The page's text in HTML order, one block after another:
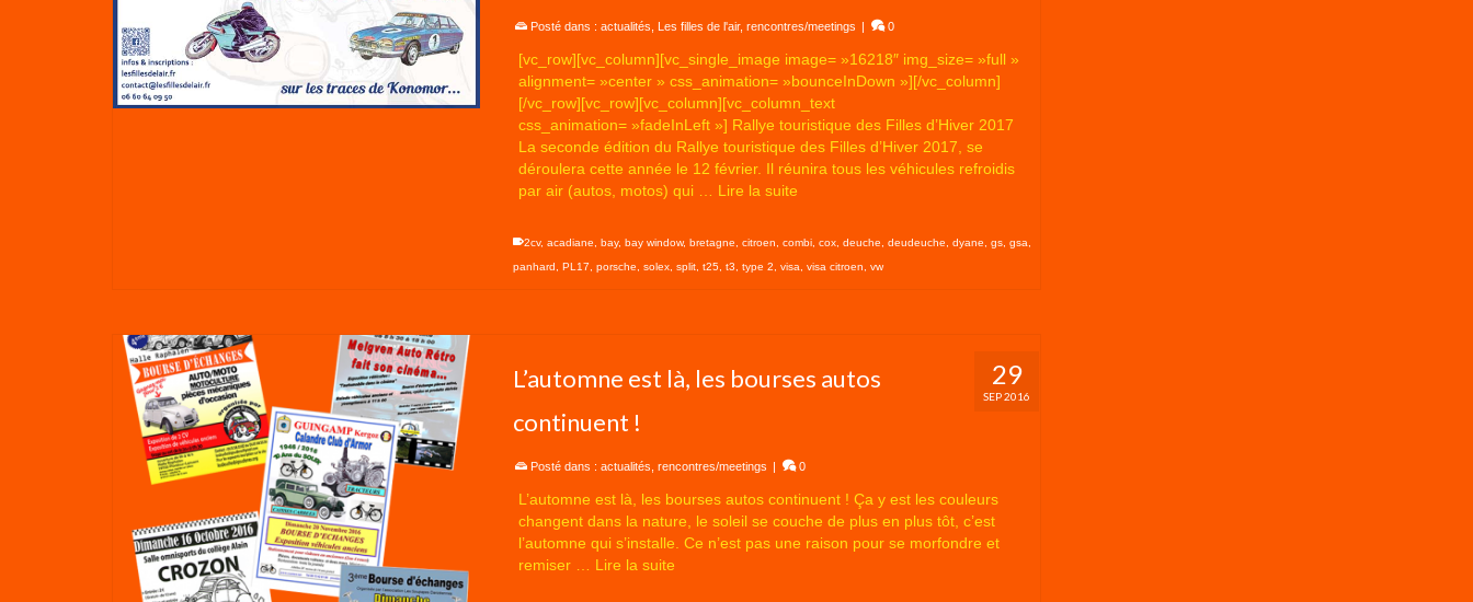
Posté dans : actualités Les filles de l'air, rencontres/meetings | 0
[vc_row][vc_column][vc_single_image image= »16218″ img_size= »full »
alignment= »center » css_animation= »bounceInDown »][/vc_column]
[/vc_row][vc_row][vc_column][vc_column_text
css_animation= »fadeInLeft »] Rallye touristique des Filles d’Hiver 2017
La seconde édition du Rallye touristique des Filles d’Hiver 2017, se
déroulera cette année le 12 février. Il réunira tous les véhicules refroidis
par air (autos, motos) qui … Lire la suite
2cv, acadiane bay, bay window, bretagne citroen combi, cox, deuche deudeuche dyane gs, gsa
panhard
PL17 porsche solex, split, t25, t3 type 2 visa visa citroen vw
29
SEP 2016
L’automne est là, les bourses autos
continuent !
Posté dans : actualités rencontres/meetings | 0
L’automne est là, les bourses autos continuent ! Ça y est les couleurs
changent dans la nature, le soleil se couche de plus en plus tôt, c’est
l’automne qui s’installe. Ce n’est pas une raison pour se morfondre et
remiser … Lire la suite